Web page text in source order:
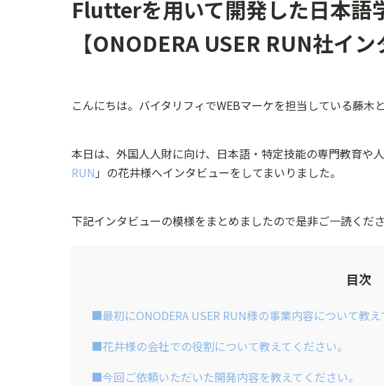
Flutterを用いて開発した日本語
【ONODERA USER RUN社イン
こんにちは。バイタリフィでWEBマーケを担当している藤木と
本日は、外国人人財に向け、日本語・特定技能の専門教育や
RUN 」の花井様へインタビューをしてまいりました。
下記インタビューの模様をまとめましたので是非ご一読くださ
目次
■最初にONODERA USER RUN様の事業内容について教え
■花井様の会社での役割について教えてください。
■今回ご依頼いただいた開発内容を教えてください。